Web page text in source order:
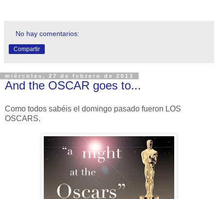
No hay comentarios:
Compartir
miércoles, 27 de febrero de 2013
And the OSCAR goes to...
Como todos sabéis el domingo pasado fueron LOS
OSCARS.